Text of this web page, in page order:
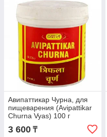
Авипаттикар Чурна, для
пищеварения (Avipattikar
Churna Vyas) 100 г
3 600 ₸